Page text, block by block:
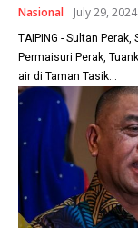
Nasional July 29, 2024
TAIPING - Sultan
Permaisuri Perak,
air di Taman Tasik...